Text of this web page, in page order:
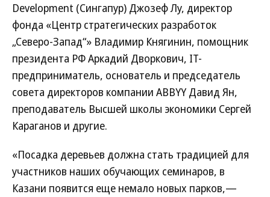
Development (Сингапур) Джозеф Лу, директор
фонда «Центр стратегических разработок
„Северо-Запад“» Владимир Княгинин, помощник
президента РФ Аркадий Дворкович, IT-
предприниматель, основатель и председатель
совета директоров компании ABBYY Давид Ян,
преподаватель Высшей школы экономики Сергей
Караганов и другие.
«Посадка деревьев должна стать традицией для
участников наших обучающих семинаров, в
Казани появится еще немало новых парков,—